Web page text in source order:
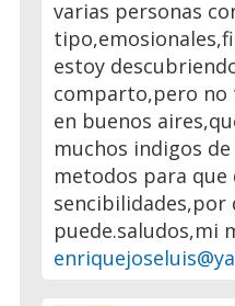
varias personas
estoy
comparto,pero no
en buenos
muchos indigos
metodos para que
sencibilidades,por
puede.saludos,mi